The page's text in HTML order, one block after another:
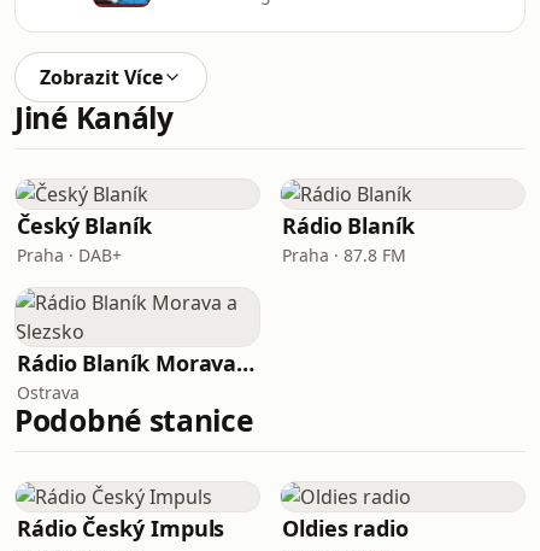
Zobrazit Více
Jiné Kanály
Český Blaník
Praha · DAB+
Rádio Blaník
Praha · 87.8 FM
Rádio Blaník Morava a Slezsko
Ostrava
Podobné stanice
Rádio Český Impuls Oldies radio